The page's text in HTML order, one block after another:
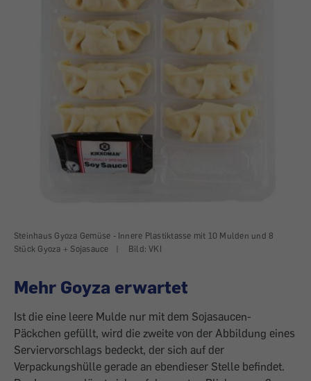
Steinhaus Gyoza Gemüse - Innere Plastiktasse mit 10 Mulden und 8
Stück Gyoza + Sojasauce
| Bild: VKI
Mehr Goyza erwartet
Ist die eine leere Mulde nur mit dem Sojasaucen-
Päckchen gefüllt, wird die zweite von der Abbildung eines
Serviervorschlags bedeckt, der sich auf der
Verpackungshülle gerade an ebendieser Stelle befindet.